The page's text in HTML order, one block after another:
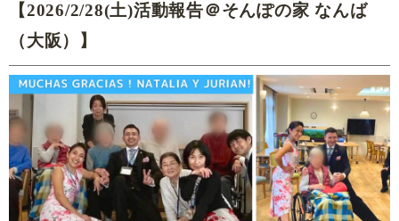
【2026/2/28(土)活動報告＠そんぽの家 なんば
（大阪）】